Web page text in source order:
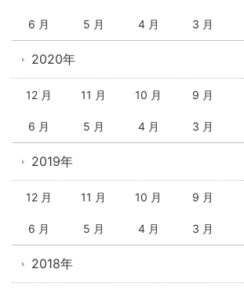
6 月 5 月 4 月 3 月
2020年
12 月 11 月 10 月 9 月
6 月 5 月 4 月 3 月
2019年
12 月 11 月 10 月 9 月
6 月 5 月 4 月 3 月
2018年